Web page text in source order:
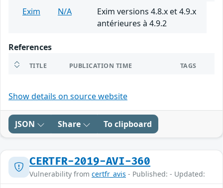
Exim N/A
Exim versions 4.8.x et 4.9.x
antérieures à 4.9.2
References
TITLE PUBLICATION TIME TAGS
Show details on source website
JSON Share To clipboard
CERTFR-2019-AVI-360
Vulnerability from certfr_avis - Published: - Updated: